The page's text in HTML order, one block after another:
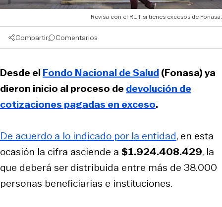
Revisa con el RUT si tienes excesos de Fonasa.
Compartir Comentarios
Desde elFondo Nacional de Salud(Fonasa) ya
dieron inicio al proceso dedevolución de
cotizaciones pagadas en exceso.
De acuerdo a lo indicado por la entidad, en esta
ocasión la cifra asciende a $1.924.408.429, la
que deberá ser distribuida entre más de 38.000
personas beneficiarias e instituciones.